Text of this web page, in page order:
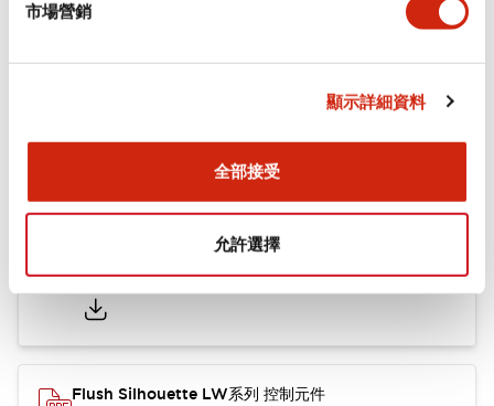
市場營銷
顯示詳細資料
全部接受
允許選擇
認證與標準
Flush Silhouette LW系列 控制元件 (英文版)
2025/09/19.PDF1.23MB
Flush Silhouette LW系列 控制元件